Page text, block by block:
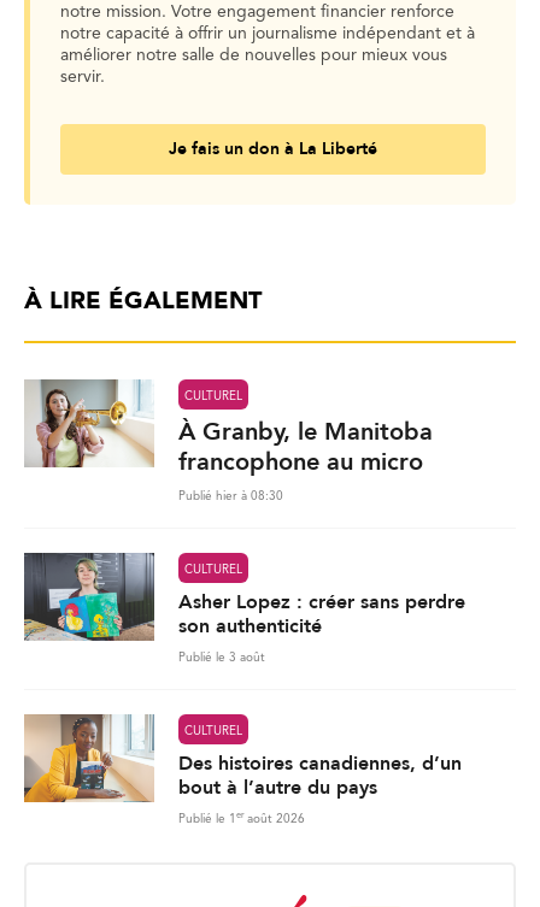
notre mission. Votre engagement financier renforce
notre capacité à offrir un journalisme indépendant et à
améliorer notre salle de nouvelles pour mieux vous
servir.
Je fais un don à La Liberté
À LIRE ÉGALEMENT
CULTUREL
À Granby, le Manitoba
francophone au micro
Publié hier à 08:30
CULTUREL
Asher Lopez : créer sans perdre
son authenticité
Publié le 3 août
CULTUREL
Des histoires canadiennes, d’un
bout à l’autre du pays
Publié le 1 er août 2026